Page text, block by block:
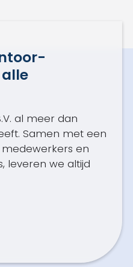
al meer dan
Samen met een
en
leveren we altijd